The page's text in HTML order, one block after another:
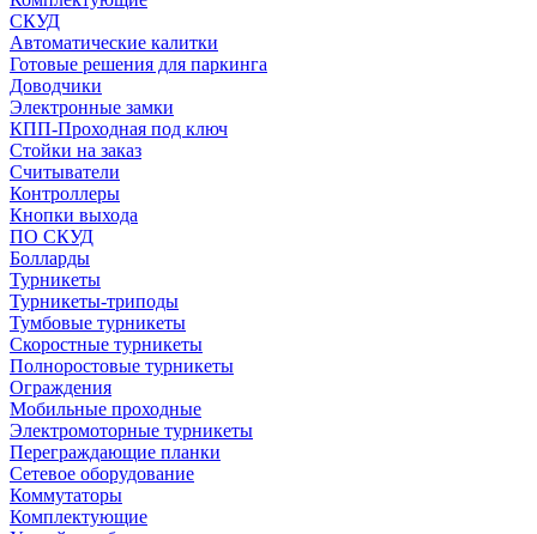
СКУД
Автоматические калитки
Готовые решения для паркинга
Доводчики
Электронные замки
КПП-Проходная под ключ
Стойки на заказ
Считыватели
Контроллеры
Кнопки выхода
ПО СКУД
Болларды
Турникеты
Турникеты-триподы
Тумбовые турникеты
Скоростные турникеты
Полноростовые турникеты
Ограждения
Мобильные проходные
Электромоторные турникеты
Переграждающие планки
Сетевое оборудование
Коммутаторы
Комплектующие